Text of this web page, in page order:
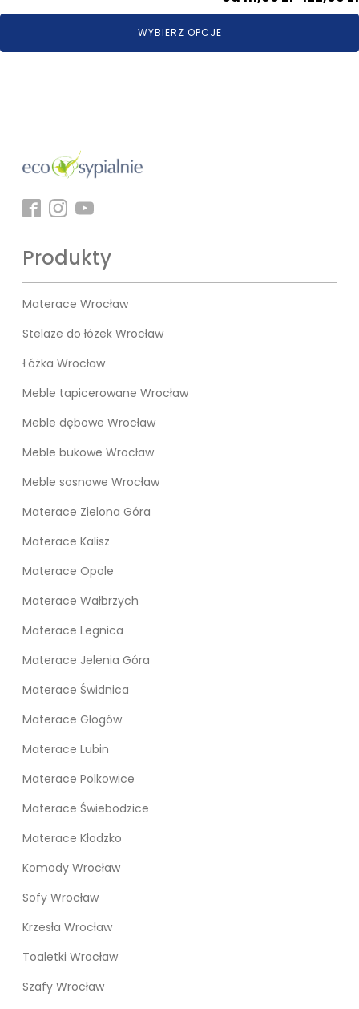
WYBIERZ OPCJE
Produkty
Materace Wrocław
Stelaże do łóżek Wrocław
Łóżka Wrocław
Meble tapicerowane Wrocław
Meble dębowe Wrocław
Meble bukowe Wrocław
Meble sosnowe Wrocław
Materace Zielona Góra
Materace Kalisz
Materace Opole
Materace Wałbrzych
Materace Legnica
Materace Jelenia Góra
Materace Świdnica
Materace Głogów
Materace Lubin
Materace Polkowice
Materace Świebodzice
Materace Kłodzko
Komody Wrocław
Sofy Wrocław
Krzesła Wrocław
Toaletki Wrocław
Szafy Wrocław